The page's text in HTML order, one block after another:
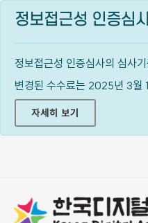
정보접근성 인증심
정보접근성 인증심사의 심사
변경된 수수료는 2025년 3월
자세히 보기